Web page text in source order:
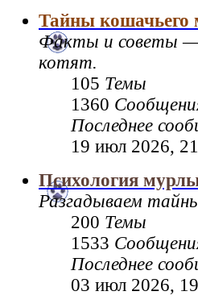
Тайны кошачьего
Факты и советы —
котят.
105 Темы
1360
Последнее
19 июл 2026,
Психология
Разгадываем
200 Темы
1533
Последнее
03 июл 2026,